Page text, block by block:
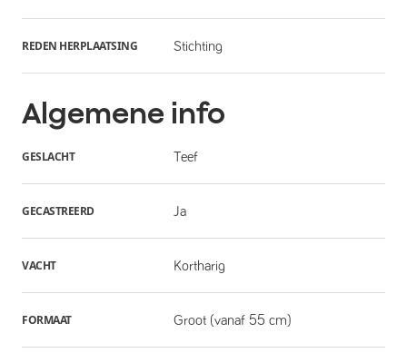
REDEN HERPLAATSING Stichting
Algemene info
GESLACHT Teef
GECASTREERD Ja
VACHT Kortharig
FORMAAT Groot (vanaf 55 cm)